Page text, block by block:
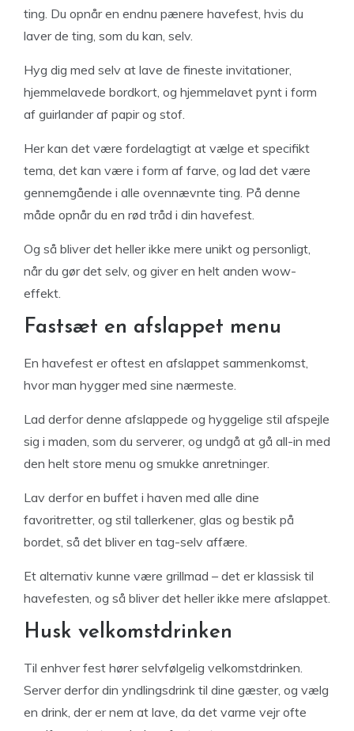
ting. Du opnår en endnu pænere havefest, hvis du
laver de ting, som du kan, selv.
Hyg dig med selv at lave de fineste invitationer,
hjemmelavede bordkort, og hjemmelavet pynt i form
af guirlander af papir og stof.
Her kan det være fordelagtigt at vælge et specifikt
tema, det kan være i form af farve, og lad det være
gennemgående i alle ovennævnte ting. På denne
måde opnår du en rød tråd i din havefest.
Og så bliver det heller ikke mere unikt og personligt,
når du gør det selv, og giver en helt anden wow-
effekt.
Fastsæt en afslappet menu
En havefest er oftest en afslappet sammenkomst,
hvor man hygger med sine nærmeste.
Lad derfor denne afslappede og hyggelige stil afspejle
sig i maden, som du serverer, og undgå at gå all-in med
den helt store menu og smukke anretninger.
Lav derfor en buffet i haven med alle dine
favoritretter, og stil tallerkener, glas og bestik på
bordet, så det bliver en tag-selv affære.
Et alternativ kunne være grillmad – det er klassisk til
havefesten, og så bliver det heller ikke mere afslappet.
Husk velkomstdrinken
Til enhver fest hører selvfølgelig velkomstdrinken.
Server derfor din yndlingsdrink til dine gæster, og vælg
en drink, der er nem at lave, da det varme vejr ofte